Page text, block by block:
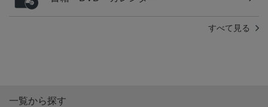
すべて見る
一覧から探す